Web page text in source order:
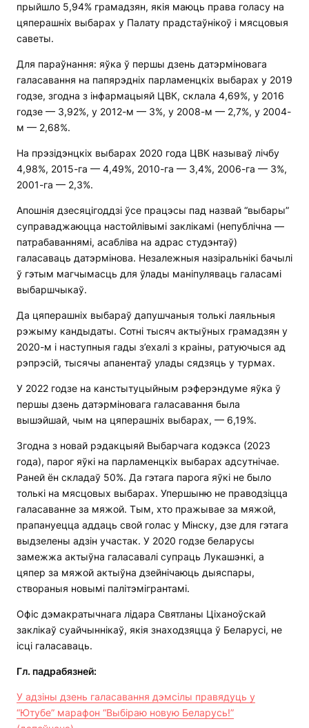
прыйшло 5,94% грамадзян, якія маюць права голасу на
цяперашніх выбарах у Палату прадстаўнікоў і мясцовыя
саветы.
Для параўнання: яўка ў першы дзень датэрміновага
галасавання на папярэдніх парламенцкіх выбарах у 2019
годзе, згодна з інфармацыяй ЦВК, склала 4,69%, у 2016
годзе — 3,92%, у 2012-м — 3%, у 2008-м — 2,7%, у 2004-
м — 2,68%.
На прэзідэнцкіх выбарах 2020 года ЦВК называў лічбу
4,98%, 2015-га — 4,49%, 2010-га — 3,4%, 2006-га — 3%,
2001-га — 2,3%.
Апошнія дзесяцігоддзі ўсе працэсы пад назвай “выбары”
суправаджаюцца настойлівымі заклікамі (непублічна —
патрабаваннямі, асабліва на адрас студэнтаў)
галасаваць датэрмінова. Незалежныя назіральнікі бачылі
ў гэтым магчымасць для ўлады маніпуляваць галасамі
выбаршчыкаў.
Да цяперашніх выбараў дапушчаныя толькі лаяльныя
рэжыму кандыдаты. Сотні тысяч актыўных грамадзян у
2020-м і наступныя гады з’ехалі з краіны, ратуючыся ад
рэпрэсій, тысячы апанентаў улады сядзяць у турмах.
У 2022 годзе на канстытуцыйным рэферэндуме яўка ў
першы дзень датэрміновага галасавання была
вышэйшай, чым на цяперашніх выбарах, — 6,19%.
Згодна з новай рэдакцыяй Выбарчага кодэкса (2023
года), парог яўкі на парламенцкіх выбарах адсутнічае.
Раней ён складаў 50%. Да гэтага парога яўкі не было
толькі на мясцовых выбарах. Упершыню не праводзіцца
галасаванне за мяжой. Тым, хто пражывае за мяжой,
прапануецца аддаць свой голас у Мінску, дзе для гэтага
выдзелены адзін участак. У 2020 годзе беларусы
замежжа актыўна галасавалі супраць Лукашэнкі, а
цяпер за мяжой актыўна дзейнічаюць дыяспары,
створаныя новымі палітэмігрантамі.
Офіс дэмакратычнага лідара Святланы Ціханоўскай
заклікаў суайчыннікаў, якія знаходзяцца ў Беларусі, не
ісці галасаваць.
Гл. падрабязней:
У адзіны дзень галасавання дэмсілы правядуць у
“Ютубе” марафон “Выбіраю новую Беларусь!”